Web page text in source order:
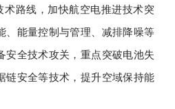
路线，加快航空电推进技术突
、能量控制与管理、减排降噪等
安全技术攻关，重点突破电池失
链安全等技术，提升空域保持能